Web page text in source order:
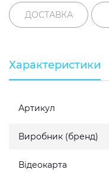
ДОСТАВКА
Характеристики
Артикул
Виробник (бренд)
Відеокарта